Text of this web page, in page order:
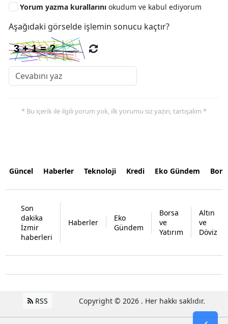
Yorum yazma kurallarını okudum ve kabul ediyorum
Aşağıdaki görselde işlemin sonucu kaçtır?
* Bu içerik ile ilgili yorum yok, ilk yorumu siz yazın, tartışalım *
Güncel Haberler Teknoloji Kredi Eko Gündem
Son
dakika
İzmir
haberleri
Haberler
Eko
Gündem
Borsa
ve
Yatırım
Altın
ve
Döviz
RSS Copyright © 2026 . Her hakkı saklıdır.